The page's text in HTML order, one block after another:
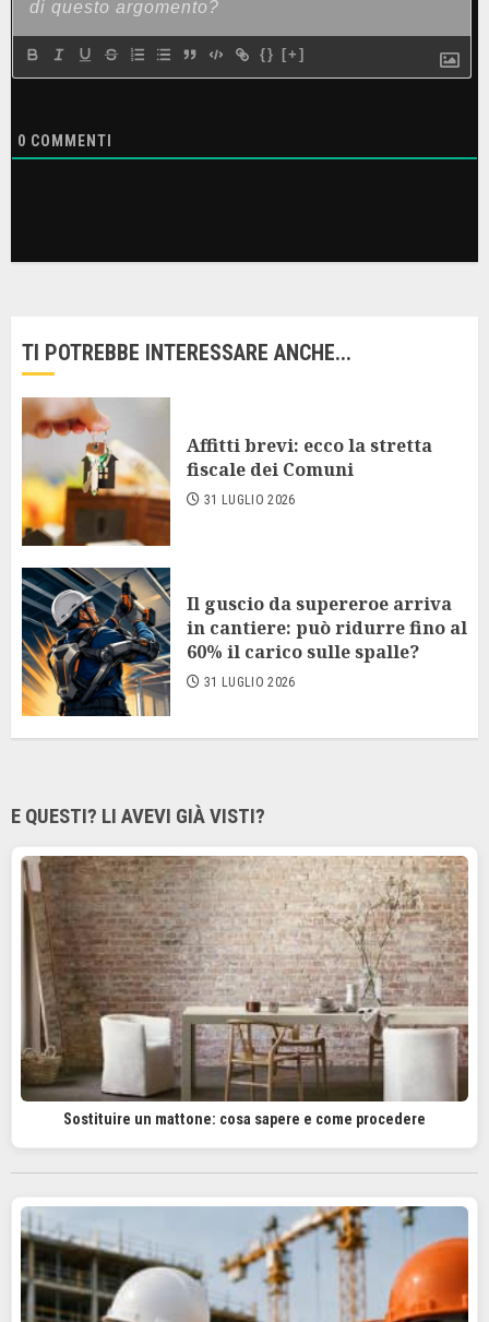
{} [+]
0 COMMENTI
TI POTREBBE INTERESSARE ANCHE...
Affitti brevi: ecco la stretta
fiscale dei Comuni
31 LUGLIO 2026
Il guscio da supereroe arriva
in cantiere: può ridurre fino al
60% il carico sulle spalle?
31 LUGLIO 2026
E QUESTI? LI AVEVI GIÀ VISTI?
Sostituire un mattone: cosa sapere e come procedere